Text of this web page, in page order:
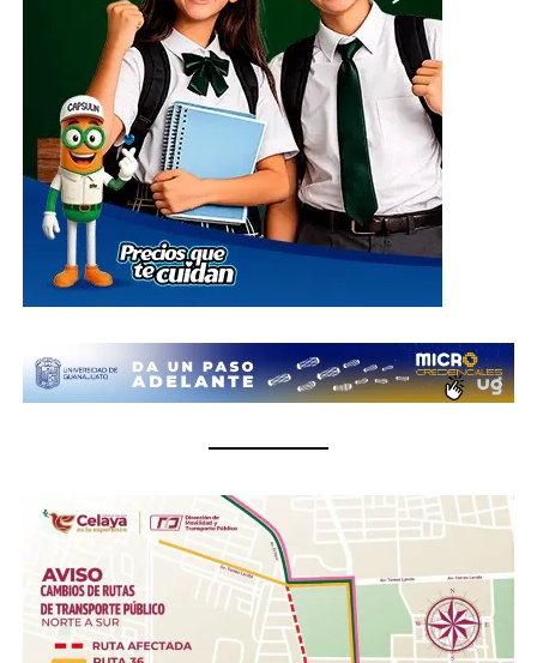
El centro de acopio principal estará ubicado en el
Parque Guanajuato Bicentenario, localizado en la
carretera de cuota kilómetro 3.8, comunidad Los
Rodríguez, en el municipio de Silao; además de las
oficinas del Sistema DIF Estatal Guanajuato ubicadas en
Paseo de la Presa # 89-A, Zona Centro, en la ciudad de
Guanajuato; así como en las instalaciones de los 46
Sistemas DIF Municipales del estado, donde las
donaciones podrán entregarse del 1 al 10 de julio, en un
¿Qué se puede donar?
Insumos de limpieza.- Aromatizante, detergente,
cloro, desinfectantes, escobas, trapeadores,
cubetas, jergas.
Higiene personal.- Shampoo, pasta dental, jabón de